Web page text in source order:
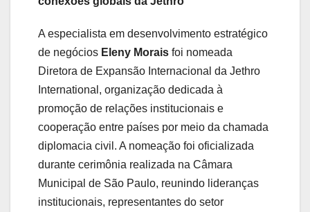
A especialista em desenvolvimento estratégico
de negócios Eleny Morais foi nomeada
Diretora de Expansão Internacional da Jethro
International , organização dedicada à
promoção de relações institucionais e
cooperação entre países por meio da chamada
diplomacia civil. A nomeação foi oficializada
durante cerimônia realizada na Câmara
Municipal de São Paulo, reunindo lideranças
institucionais, representantes do setor